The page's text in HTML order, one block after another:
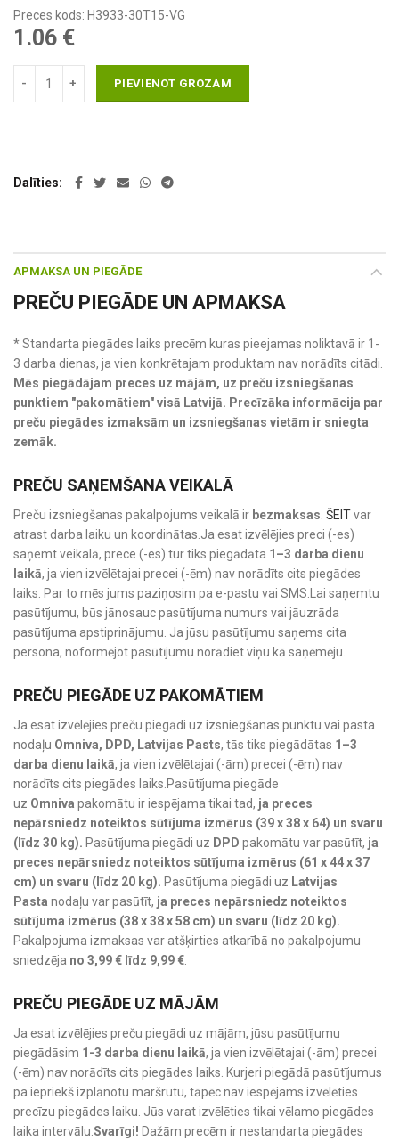
Preces kods: H3933-30T15-VG
1.06 €
PIEVIENOT GROZAM
Dalīties
APMAKSA UN PIEGĀDE
PREČU PIEGĀDE UN APMAKSA
* Standarta piegādes laiks precēm kuras pieejamas noliktavā ir 1-
3 darba dienas, ja vien konkrētajam produktam nav norādīts citādi.
Mēs piegādājam preces uz mājām, uz preču izsniegšanas
punktiem "pakomātiem" visā Latvijā. Precīzāka informācija par
preču piegādes izmaksām un izsniegšanas vietām ir sniegta
zemāk.
PREČU SAŅEMŠANA VEIKALĀ
Preču izsniegšanas pakalpojums veikalā ir bezmaksas ŠEITvar
atrast darba laiku un koordinātas.Ja esat izvēlējies preci (-es)
saņemt veikalā, prece (-es) tur tiks piegādāta 1–3 darba dienu
laikā, ja vien izvēlētajai precei (-ēm) nav norādīts cits piegādes
laiks. Par to mēs jums paziņosim pa e-pastu vai SMS.Lai saņemtu
pasūtījumu, būs jānosauc pasūtījuma numurs vai jāuzrāda
pasūtījuma apstiprinājumu. Ja jūsu pasūtījumu saņems cita
persona, noformējot pasūtījumu norādiet viņu kā saņēmēju.
PREČU PIEGĀDE UZ PAKOMĀTIEM
Ja esat izvēlējies preču piegādi uz izsniegšanas punktu vai pasta
nodaļu Omniva, DPD, Latvijas Pasts, tās tiks piegādātas 1–3
darba dienu laikā, ja vien izvēlētajai (-ām) precei (-ēm) nav
norādīts cits piegādes laiks.Pasūtījuma piegāde
uz Omniva pakomātu ir iespējama tikai tad, ja preces
nepārsniedz noteiktos sūtījuma izmērus (39 x 38 x 64) un svaru
(līdz 30 kg). Pasūtījuma piegādi uz DPD pakomātu var pasūtīt, ja
preces nepārsniedz noteiktos sūtījuma izmērus (61 x 44 x 37
cm) un svaru (līdz 20 kg). Pasūtījuma piegādi uz Latvijas
Pasta nodaļu var pasūtīt, ja preces nepārsniedz noteiktos
sūtījuma izmērus (38 x 38 x 58 cm) un svaru (līdz 20 kg).
Pakalpojuma izmaksas var atšķirties atkarībā no pakalpojumu
sniedzēja no 3,99 € līdz 9,99 €
PREČU PIEGĀDE UZ MĀJĀM
Ja esat izvēlējies preču piegādi uz mājām, jūsu pasūtījumu
piegādāsim 1-3 darba dienu laikā, ja vien izvēlētajai (-ām) precei
(-ēm) nav norādīts cits piegādes laiks. Kurjeri piegādā pasūtījumus
pa iepriekš izplānotu maršrutu, tāpēc nav iespējams izvēlēties
precīzu piegādes laiku. Jūs varat izvēlēties tikai vēlamo piegādes
laika intervālu. Svarīgi! Dažām precēm ir nestandarta piegādes